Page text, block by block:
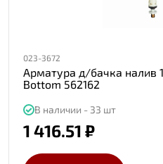
023-3672
Арматура д/бачка налив
Bottom 562162
В наличии - 33 шт
1 416.51 ₽